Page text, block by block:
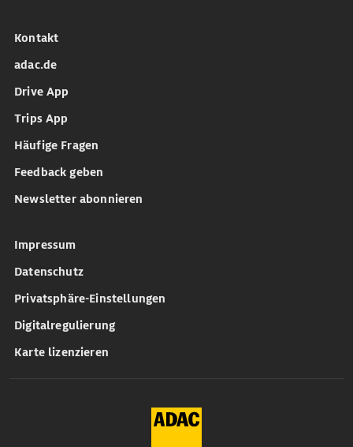
Kontakt
adac.de
Drive App
Trips App
Häufige Fragen
Feedback geben
Newsletter abonnieren
Impressum
Datenschutz
Privatsphäre-Einstellungen
Digitalregulierung
Karte lizenzieren